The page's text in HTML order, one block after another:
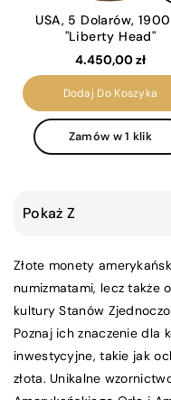
USA, 5 Dolarów, 1900
"Liberty Head"
4.450,00 zł
Dodaj Do Koszyka
Zamów w 1 klik
Pokaż Z
Złote monety
numizmatami, lecz także
kultury Stanów
Poznaj ich znaczenie dla
inwestycyjne, takie jak
złota. Unikalne